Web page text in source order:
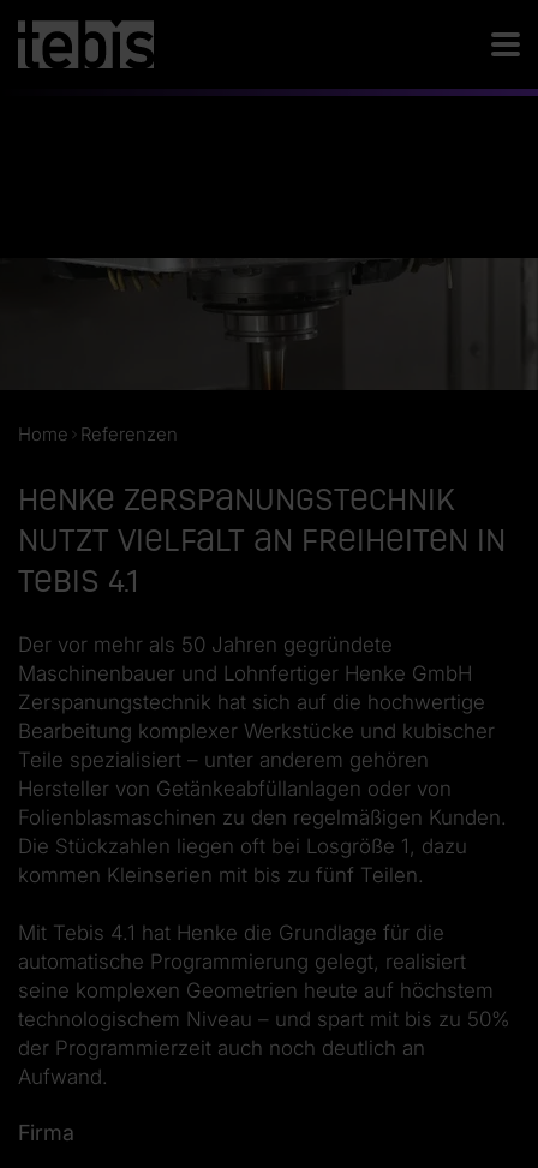
Home Referenzen
Henke Zerspanungstechnik
nutzt Vielfalt an Freiheiten in
Tebis 4.1
Der vor mehr als 50 Jahren gegründete
Maschinenbauer und Lohnfertiger Henke GmbH
Zerspanungstechnik hat sich auf die hochwertige
Bearbeitung komplexer Werkstücke und kubischer
Teile spezialisiert – unter anderem gehören
Hersteller von Getänkeabfüllanlagen oder von
Folienblasmaschinen zu den regelmäßigen Kunden.
Die Stückzahlen liegen oft bei Losgröße 1, dazu
kommen Kleinserien mit bis zu fünf Teilen.
Mit Tebis 4.1 hat Henke die Grundlage für die
automatische Programmierung gelegt, realisiert
seine komplexen Geometrien heute auf höchstem
technologischem Niveau – und spart mit bis zu 50%
der Programmierzeit auch noch deutlich an
Aufwand.
Firma